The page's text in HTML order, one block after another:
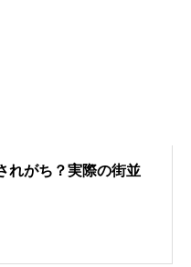
れがち？実際の街並